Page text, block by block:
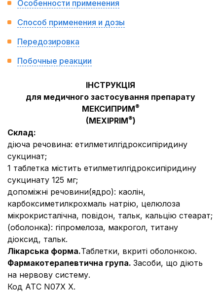
Особенности применения
Способ применения и дозы
Передозировка
Побочные реакции
ІНСТРУКЦІЯ
для медичного застосування препарату
МЕКСИПРИМ®
(MEXIPRIM®)
Склад:
діюча речовина: етилметилгідроксипіридину
сукцинат;
1 таблетка містить етилметилгідроксипіридину
сукцинату 125 мг;
допоміжні речовини(ядро): каолін,
карбоксиметилкрохмаль натрію, целюлоза
мікрокристалічна, повідон, тальк, кальцію стеарат;
(оболонка): гіпромелоза, макрогол, титану
діоксид, тальк.
Лікарська форма.Таблетки, вкриті оболонкою.
Фармакотерапевтична група. Засоби, що діють
на нервову систему.
Код АТС N07X X.